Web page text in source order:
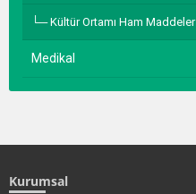
Kültür Ortamı Ham Maddeler
Medikal
Kurumsal